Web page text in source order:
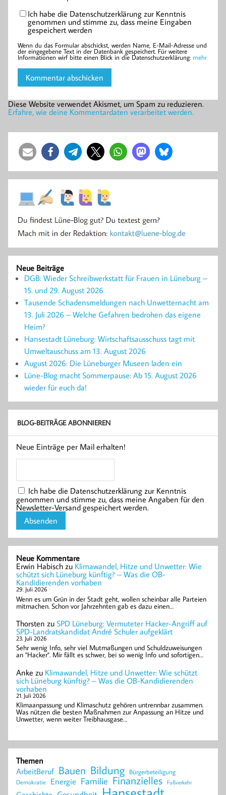
Ich habe die Datenschutzerklärung zur Kenntnis
genommen und stimme zu, dass meine Eingaben
gespeichert werden
Wenn du das Formular abschickst, werden Name, E-Mail-Adresse und
der eingegebene Text in der Datenbank gespeichert. Für weitere
Informationen wirf bitte einen Blick in die Datenschutzerklärung: mehr
Diese Website verwendet Akismet, um Spam zu reduzieren.
Erfahre, wie deine Kommentardaten verarbeitet werden.
Neue Beiträge
DGB: Wieder Schreibwerkstatt für Frauen in Lüneburg –
15. und 29. August 2026
Tausende Schadensmeldungen nach Unwetternacht am
13. Juli 2026 – Welche Gefahren bedrohen das eigene
Heim?
Hansestadt Lüneburg: Wirtschaftsausschuss tagt mit
Umweltauschuss am 13. August 2026
August 2026: Die Lüneburger Museen laden ein
Lüne-Blog macht Sommerpause: Ab 15. August 2026
wieder für euch da!
BLOG-BEITRÄGE ABONNIEREN
Neue Einträge per Mail erhalten!
Ich habe die Datenschutzerklärung zur Kenntnis
genommen und stimme zu, dass meine Angaben für den
Newsletter-Versand gespeichert werden.
Neue Kommentare
Erwin Habisch zu Klimawandel, Hitze und Unwetter: Wie
schützt sich Lüneburg künftig? – Was die OB-
Kandidierenden vorhaben
29. Juli 2026
Wenn es um Grün in der Stadt geht, wollen scheinbar alle Parteien
mitmachen. Schon vor Jahrzehnten gab es dazu einen…
Thorsten zu SPD Lüneburg: Vermuteter Hacker-Angriff auf
SPD-Landratskandidat André Schuler aufgeklärt
23. Juli 2026
Sehr wenig Info, sehr viel Mutmaßungen und Schuldzuweisungen
an "Hacker". Mir fällt es schwer, bei so wenig Info und sofortigen…
Anke zu Klimawandel, Hitze und Unwetter: Wie schützt
sich Lüneburg künftig? – Was die OB-Kandidierenden
vorhaben
21. Juli 2026
Klimaanpassung und Klimaschutz gehören untrennbar zusammen.
Was nützen die besten Maßnahmen zur Anpassung an Hitze und
Unwetter, wenn weiter Treibhausgase…
Themen
ArbeitBeruf Bauen Bildung Bürgerbeteiligung
Demokratie Energie Familie Finanzielles Fußverkehr